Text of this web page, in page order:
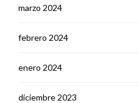
marzo 2024
febrero 2024
enero 2024
diciembre 2023